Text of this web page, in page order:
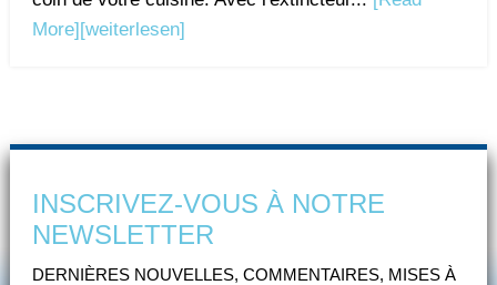
More][weiterlesen]
INSCRIVEZ-VOUS À NOTRE
NEWSLETTER
DERNIÈRES NOUVELLES, COMMENTAIRES, MISES À